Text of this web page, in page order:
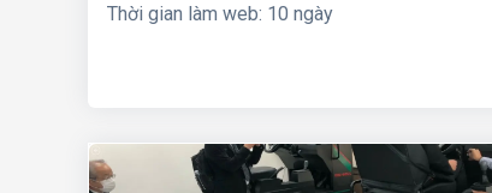
Thời gian làm web: 10 ngày